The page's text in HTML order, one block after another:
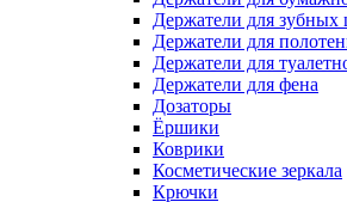
Держатели для зубных
Держатели для
Держатели для
Держатели для фена
Дозаторы
Ёршики
Коврики
Косметические зеркала
Крючки